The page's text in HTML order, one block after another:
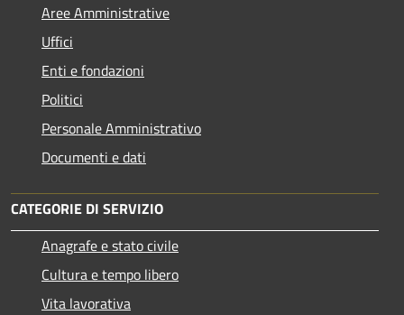
Aree Amministrative
Uffici
Enti e fondazioni
Politici
Personale Amministrativo
Documenti e dati
CATEGORIE DI SERVIZIO
Anagrafe e stato civile
Cultura e tempo libero
Vita lavorativa